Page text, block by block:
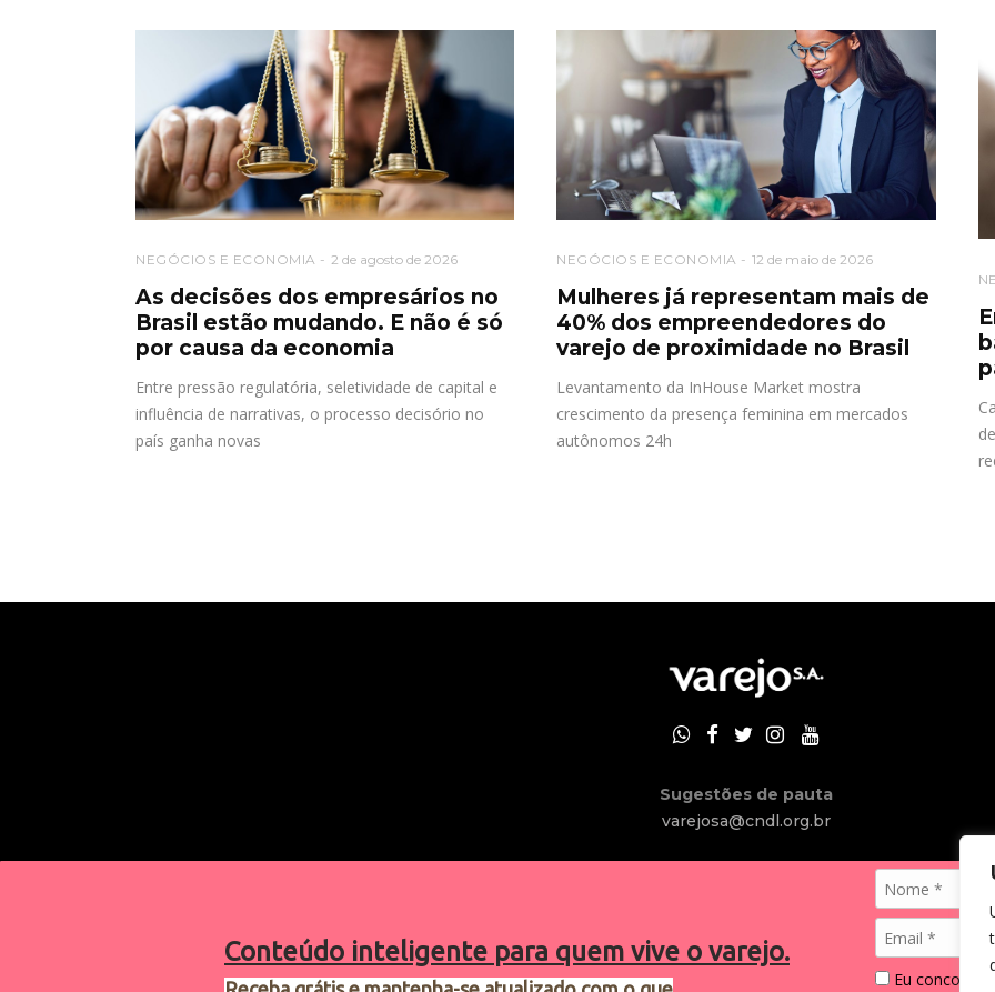
Conteúdo inteligente para quem vive o varejo.
Eu concordo
NEGÓCIOS E ECONOMIA 2 de agosto de 2026
As decisões dos empresários no
Brasil estão mudando. E não é só
por causa da economia
Entre pressão regulatória, seletividade de capital e
influência de narrativas, o processo decisório no
país ganha novas
NEGÓCIOS E ECONOMIA 12 de maio de 2026
Mulheres já representam mais de
40% dos empreendedores do
varejo de proximidade no Brasil
Levantamento da InHouse Market mostra
crescimento da presença feminina em mercados
autônomos 24h
Sugestões de pauta
varejosa@cndl.org.br